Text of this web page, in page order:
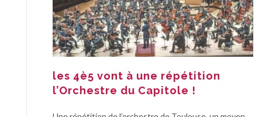
les 4è5 vont à une répétition
l’Orchestre du Capitole !